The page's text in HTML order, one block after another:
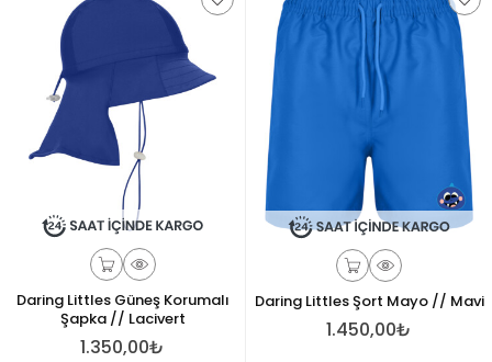
Daring Littles Güneş Korumalı
Şapka // Lacivert
1.350,00₺
Daring Littles Şort Mayo // Mavi
1.450,00₺